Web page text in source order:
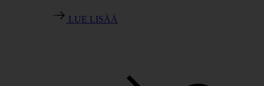
LUE LISÄÄ